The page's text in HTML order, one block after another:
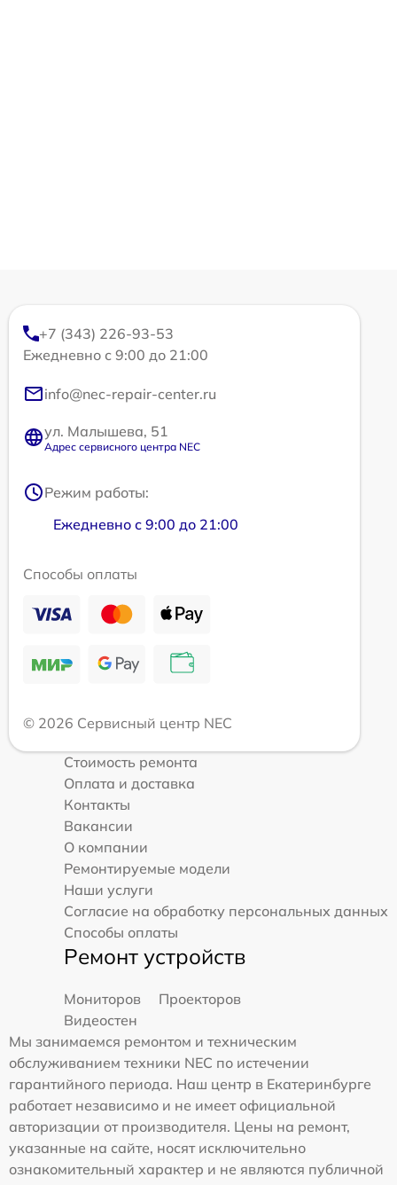
+7 (343) 226-93-53
Ежедневно с 9:00 до 21:00
info@nec-repair-center.ru
ул. Малышева, 51
Адрес сервисного центра NEC
Режим работы:
Ежедневно с 9:00 до 21:00
Способы оплаты
© 2026 Сервисный центр NEC
Стоимость ремонта
Оплата и доставка
Контакты
Вакансии
О компании
Ремонтируемые модели
Наши услуги
Согласие на обработку персональных данных
Способы оплаты
Ремонт устройств
Мониторов
Проекторов
Видеостен
Мы занимаемся ремонтом и техническим
обслуживанием техники NEC по истечении
гарантийного периода. Наш центр в Екатеринбурге
работает независимо и не имеет официальной
авторизации от производителя. Цены на ремонт,
указанные на сайте, носят исключительно
ознакомительный характер и не являются публичной